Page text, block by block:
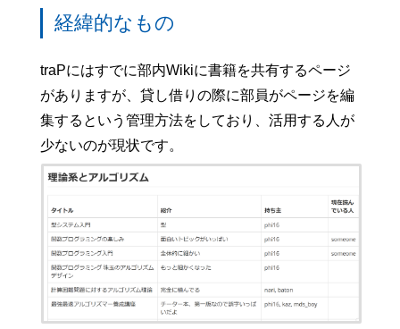
経緯的なもの
traPにはすでに部内Wikiに書籍を共有するページ
がありますが、貸し借りの際に部員がページを編
集するという管理方法をしており、活用する人が
少ないのが現状です。